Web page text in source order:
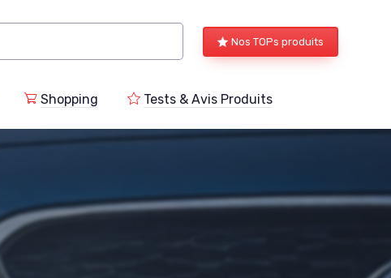
Nos TOPs produits
Shopping Tests & Avis Produits